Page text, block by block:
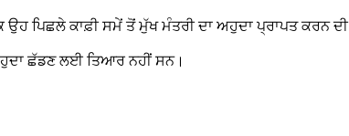
ਪਿਛਲੇ ਕਾਫ਼ੀ ਸਮੇਂ ਤੋਂ ਮੁੱਖ ਮੰਤਰੀ ਦਾ ਅਹੁਦਾ ਪ੍ਰਾਪਤ ਕਰਨ ਦੀ
ਛੱਡਣ ਲਈ ਤਿਆਰ ਨਹੀਂ ਸਨ।